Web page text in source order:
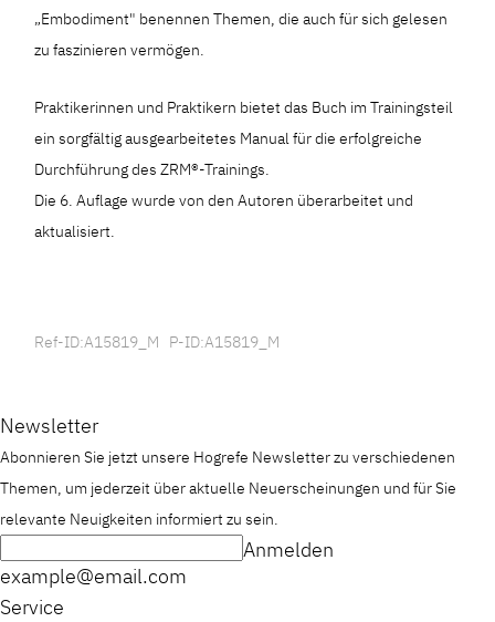
„Embodiment" benennen Themen, die auch für sich gelesen
zu faszinieren vermögen.
Praktikerinnen und Praktikern bietet das Buch im Trainingsteil
ein sorgfältig ausgearbeitetes Manual für die erfolgreiche
Durchführung des ZRM®-Trainings.
Die 6. Auflage wurde von den Autoren überarbeitet und
aktualisiert.
Ref-ID:A15819_M P-ID:A15819_M
Newsletter
Abonnieren Sie jetzt unsere Hogrefe Newsletter zu verschiedenen
Themen, um jederzeit über aktuelle Neuerscheinungen und für Sie
relevante Neuigkeiten informiert zu sein.
example@email.com
Anmelden
Service